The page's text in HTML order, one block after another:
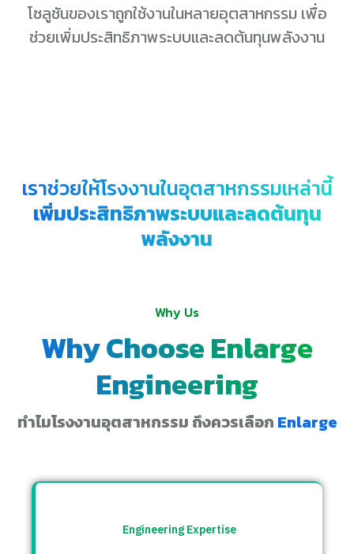
โซลูชันของเราถูกใช้งานในหลายอุตสาหกรรม เพื่อ
ช่วยเพิ่มประสิทธิภาพระบบและลดต้นทุนพลังงาน
เราช่วยให้โรงงานในอุตสาหกรรมเหล่านี้
เพิ่มประสิทธิภาพระบบและลดต้นทุน
พลังงาน
Why Us
Why Choose Enlarge
Engineering
ทำไมโรงงานอุตสาหกรรม ถึงควรเลือก Enlarge
Engineering Expertise